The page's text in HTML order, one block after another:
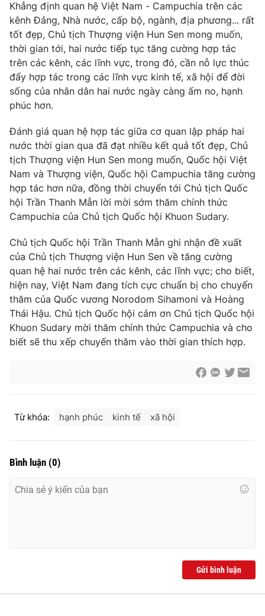
Khẳng định quan hệ Việt Nam - Campuchia trên các
kênh Đảng, Nhà nước, cấp bộ, ngành, địa phương... rất
tốt đẹp, Chủ tịch Thượng viện Hun Sen mong muốn,
thời gian tới, hai nước tiếp tục tăng cường hợp tác
trên các kênh, các lĩnh vực, trong đó, cần nỗ lực thúc
đẩy hợp tác trong các lĩnh vực kinh tế, xã hội để đời
sống của nhân dân hai nước ngày càng ấm no, hạnh
phúc hơn.
Đánh giá quan hệ hợp tác giữa cơ quan lập pháp hai
nước thời gian qua đã đạt nhiều kết quả tốt đẹp, Chủ
tịch Thượng viện Hun Sen mong muốn, Quốc hội Việt
Nam và Thượng viện, Quốc hội Campuchia tăng cường
hợp tác hơn nữa, đồng thời chuyển tới Chủ tịch Quốc
hội Trần Thanh Mẫn lời mời sớm thăm chính thức
Campuchia của Chủ tịch Quốc hội Khuon Sudary.
Chủ tịch Quốc hội Trần Thanh Mẫn ghi nhận đề xuất
của Chủ tịch Thượng viện Hun Sen về tăng cường
quan hệ hai nước trên các kênh, các lĩnh vực; cho biết,
hiện nay, Việt Nam đang tích cực chuẩn bị cho chuyến
thăm của Quốc vương Norodom Sihamoni và Hoàng
Thái Hậu. Chủ tịch Quốc hội cảm ơn Chủ tịch Quốc hội
Khuon Sudary mời thăm chính thức Campuchia và cho
biết sẽ thu xếp chuyến thăm vào thời gian thích hợp.
Từ khóa: hạnh phúc kinh tế xã hội
Bình luận (0)
Gửi bình luận